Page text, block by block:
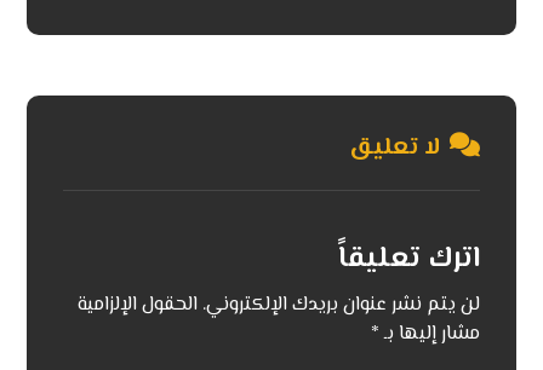
لا تعليق
اترك تعليقاً
لن يتم نشر عنوان بريدك الإلكتروني. الحقول الإلزامية
مشار إليها بـ*